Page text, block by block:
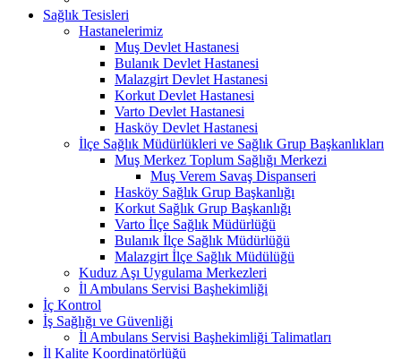
Sağlık Tesisleri
Hastanelerimiz
Muş Devlet Hastanesi
Bulanık Devlet Hastanesi
Malazgirt Devlet Hastanesi
Korkut Devlet Hastanesi
Varto Devlet Hastanesi
Hasköy Devlet Hastanesi
İlçe Sağlık Müdürlükleri ve Sağlık Grup Başkanlıkları
Muş Merkez Toplum Sağlığı Merkezi
Muş Verem Savaş Dispanseri
Hasköy Sağlık Grup Başkanlığı
Korkut Sağlık Grup Başkanlığı
Varto İlçe Sağlık Müdürlüğü
Bulanık İlçe Sağlık Müdürlüğü
Malazgirt İlçe Sağlık Müdülüğü
Kuduz Aşı Uygulama Merkezleri
İl Ambulans Servisi Başhekimliği
İç Kontrol
İş Sağlığı ve Güvenliği
İl Ambulans Servisi Başhekimliği Talimatları
İl Kalite Koordinatörlüğü